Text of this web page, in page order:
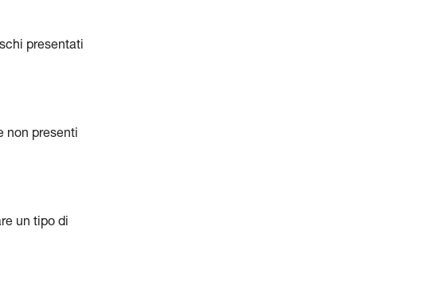
presentati
non presenti
un tipo di